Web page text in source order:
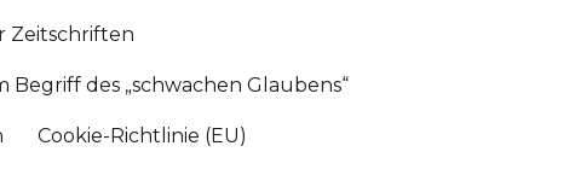
Zeitschriften
des „schwachen Glaubens“
Cookie-Richtlinie (EU)